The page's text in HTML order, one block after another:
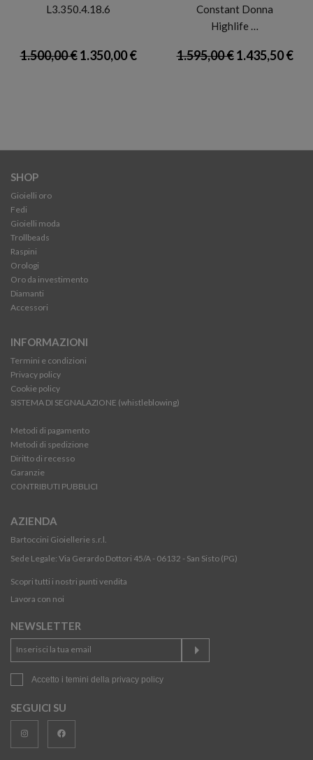
L3.350.4.18.6
1.500,00 €1.350,00 €
Constant Donna
Highlife …
1.595,00 €1.435,50 €
SHOP
Gioielli oro
Fedi
Gioielli moda
Trollbeads
Raspini
Orologi
Oro da investimento
Diamanti
Accessori
INFORMAZIONI
Termini e condizioni
Privacy policy
Cookie policy
SISTEMA DI SEGNALAZIONE (whistleblowing)
Metodi di pagamento
Metodi di spedizione
Diritto di recesso
Garanzie
CONTRIBUTI PUBBLICI
AZIENDA
Bartoccini Gioiellerie s.r.l.
Sede Legale: Via Gerardo Dottori 45/A - 06132 - San Sisto (PG)
Scopri tutti i nostri punti vendita
Lavora con noi
NEWSLETTER
Accetto i temini della privacy policy
SEGUICI SU